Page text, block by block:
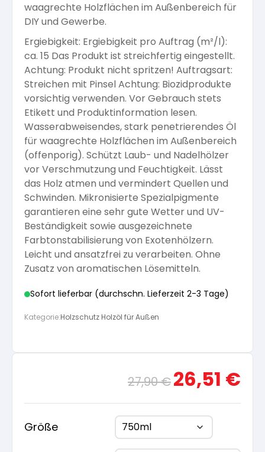
Öle für Außen
Pflege und Reinigung
Pflege
Kalkfarben
Anti Schimmelfarbe
Isolierfarben
Latexfarben
Spezialfarben
Silikatfarben
Pflege und Reinigung
Spezialprodukte
Arbeitshandschuhe
Dichtmassen
Farbwalzen
Pinsel und Bürsten
Schleifmittel
waagrechte Holzflächen im Außenbereich für
DIY und Gewerbe.
Ergiebigkeit: Ergiebigkeit pro Auftrag (m²/l):
ca. 15 Das Produkt ist streichfertig eingestellt.
Achtung: Produkt nicht spritzen! Auftragsart:
Streichen mit Pinsel Achtung: Biozidprodukte
vorsichtig verwenden. Vor Gebrauch stets
Etikett und Produktinformation lesen.
Wasserabweisendes, stark penetrierendes Öl
für waagrechte Holzflächen im Außenbereich
(offenporig). Schützt Laub- und Nadelhölzer
vor Verschmutzung und Feuchtigkeit. Lässt
das Holz atmen und vermindert Quellen und
Schwinden. Mikronisierte Spezialpigmente
garantieren eine sehr gute Wetter und UV-
Beständigkeit sowie ausgezeichnete
Farbtonstabilisierung von Exotenhölzern.
Leicht und ansatzfrei zu verarbeiten. Ohne
Zusatz von aromatischen Lösemitteln.
Sofort lieferbar (durchschn. Lieferzeit 2-3 Tage)
Kategorie:Holzschutz Holzöl für Außen
27,90€
Ursprünglicher
Preis
war:
27,90 €
26,51 €
ist:
Größe